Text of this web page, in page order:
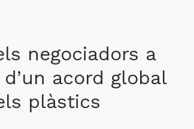
negociadors a
acord global
plàstics